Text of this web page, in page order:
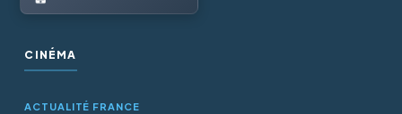
CINÉMA
ACTUALITÉ FRANCE